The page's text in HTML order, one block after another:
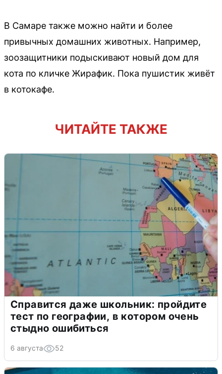
В Самаре также можно найти и более
привычных домашних животных. Например,
зоозащитники подыскивают новый дом для
кота по кличке Жирафик. Пока пушистик живёт
в котокафе.
ЧИТАЙТЕ ТАКЖЕ
Справится даже школьник: пройдите
тест по географии, в котором очень
стыдно ошибиться
6 августа 52